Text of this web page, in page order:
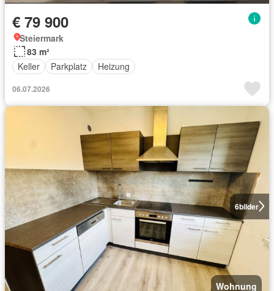
€ 79 900
Steiermark
83 m²
Keller
Parkplatz Heizung
06.07.2026
6bilder
Wohnung